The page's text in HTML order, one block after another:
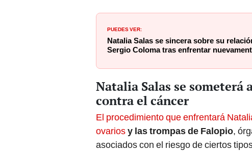
PUEDES VER:
Natalia Salas se sincera sobre su
Sergio Coloma tras enfrentar
Natalia Salas se
contra el cáncer
El procedimiento que enfrentará
ovariosy las trompas de Falopio,
asociados con el riesgo de ciertos